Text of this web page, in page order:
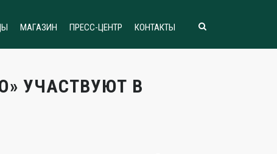
МАГАЗИН ПРЕСС-ЦЕНТР КОНТАКТЫ
УЧАСТВУЮТ В